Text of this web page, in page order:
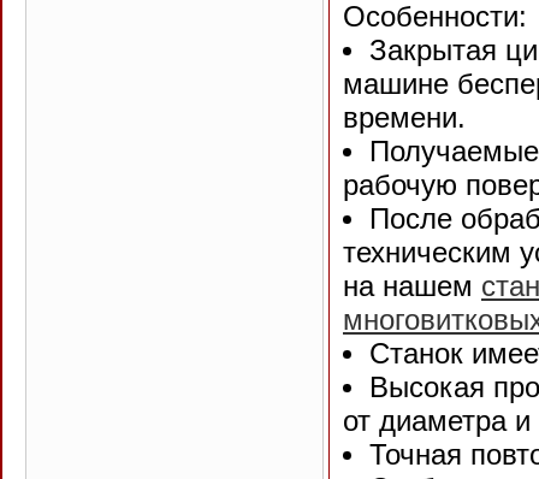
Особенности:
Закрытая
машине
времени.
рабочую
После
техническим
на нашем
Станок
Высокая
от диаметра
Точная